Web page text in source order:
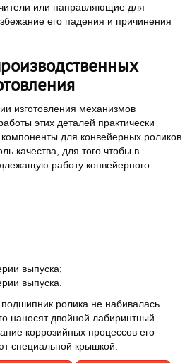
или направляющие для
его падения и причинения
изготовления механизмов
этих деталей практически
для конвейерных роликов
качества, для того чтобы в
работу конвейерного
выпуска;
выпуска.
ролика не набивалась
наносят двойной лабиринтный
коррозийных процессов его
специальной крышкой.